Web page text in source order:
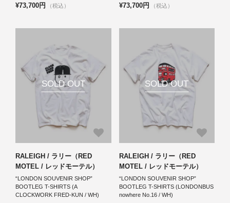
¥73,700円 （税込） ¥73,700円 （税込）
SOLD OUT
RALEIGH / ラリー（RED
MOTEL / レッドモーテル）
“LONDON SOUVENIR SHOP”
BOOTLEG T-SHIRTS (A
CLOCKWORK FRED-KUN / WH)
SOLD OUT
RALEIGH / ラリー（RED
MOTEL / レッドモーテル）
“LONDON SOUVENIR SHOP”
BOOTLEG T-SHIRTS (LONDONBUS
nowhere No.16 / WH)